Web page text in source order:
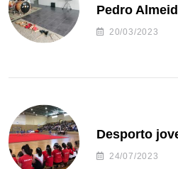
Pedro
20/03/2023
Desporto
24/07/2023